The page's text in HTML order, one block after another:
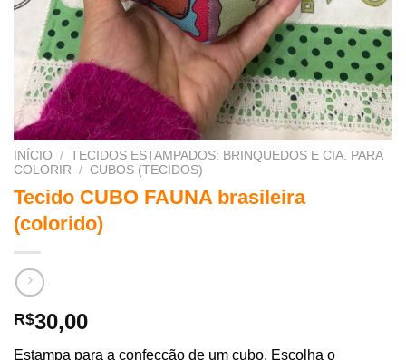
INÍCIO / TECIDOS ESTAMPADOS: BRINQUEDOS E CIA. PARA
COLORIR
/ CUBOS (TECIDOS)
Tecido CUBO FAUNA brasileira
(colorido)
R$30,00
Estampa para a confecção de um cubo. Escolha o